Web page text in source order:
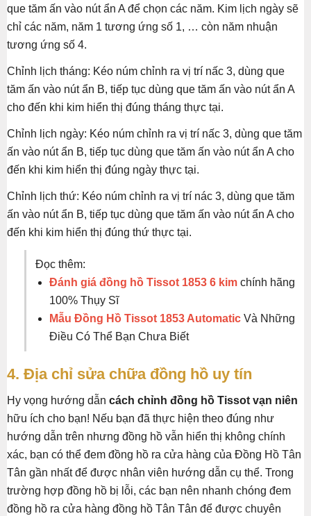
que tăm ấn vào nút ẩn A để chọn các năm. Kim lịch ngày sẽ
chỉ các năm, năm 1 tương ứng số 1, … còn năm nhuận
tương ứng số 4.
Chỉnh lịch tháng: Kéo núm chỉnh ra vị trí nấc 3, dùng que
tăm ấn vào nút ẩn B, tiếp tục dùng que tăm ấn vào nút ẩn A
cho đến khi kim hiển thị đúng tháng thực tại.
Chỉnh lịch ngày: Kéo núm chỉnh ra vị trí nấc 3, dùng que tăm
ấn vào nút ẩn B, tiếp tục dùng que tăm ấn vào nút ẩn A cho
đến khi kim hiển thị đúng ngày thực tại.
Chỉnh lịch thứ: Kéo núm chỉnh ra vị trí nác 3, dùng que tăm
ấn vào nút ẩn B, tiếp tục dùng que tăm ấn vào nút ẩn A cho
đến khi kim hiển thị đúng thứ thực tại.
Đọc thêm:
Đánh giá đồng hồ Tissot 1853 6 kim chính hãng
100% Thụy Sĩ
Mẫu Đồng Hồ Tissot 1853 Automatic Và Những
Điều Có Thể Bạn Chưa Biết
4. Địa chỉ sửa chữa đồng hồ uy tín
Hy vọng hướng dẫn cách chỉnh đồng hồ Tissot vạn niên
hữu ích cho bạn! Nếu bạn đã thực hiện theo đúng như
hướng dẫn trên nhưng đồng hồ vẫn hiển thị không chính
xác, bạn có thể đem đồng hồ ra cửa hàng của Đồng Hồ Tân
Tân gần nhất để được nhân viên hướng dẫn cụ thể. Trong
trường hợp đồng hồ bị lỗi, các bạn nên nhanh chóng đem
đồng hồ ra cửa hàng đồng hồ Tân Tân để được chuyên